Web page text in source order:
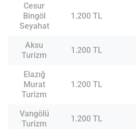
Cesur
Bingöl
Seyahat
1.200 TL
Aksu
Turizm
1.200 TL
Elazığ
Murat
Turizm
1.200 TL
Vangölü
Turizm
1.200 TL